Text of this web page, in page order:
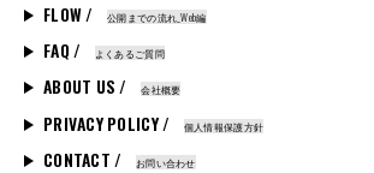
FLOW / 公開までの流れ_Web編
FAQ / よくあるご質問
ABOUT US / 会社概要
PRIVACY POLICY / 個人情報保護方針
CONTACT / お問い合わせ